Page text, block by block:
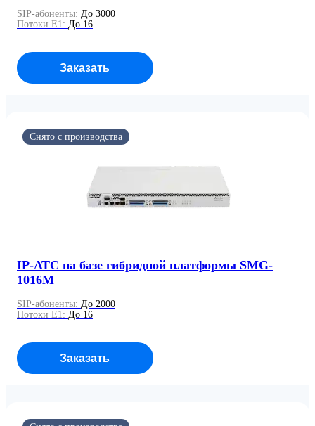
SIP-абоненты: До 3000
Потоки E1: До 16
Заказать
IP-АТС на базе гибридной платформы SMG-
1016M
SIP-абоненты: До 2000
Потоки E1: До 16
Осуществляется поддержка
Заказать